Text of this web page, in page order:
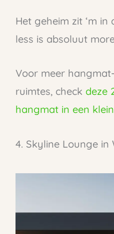
Het geheim zit ‘m
less is absoluut
Voor meer
ruimtes, check deze
hangmat in een
4. Skyline Lounge in